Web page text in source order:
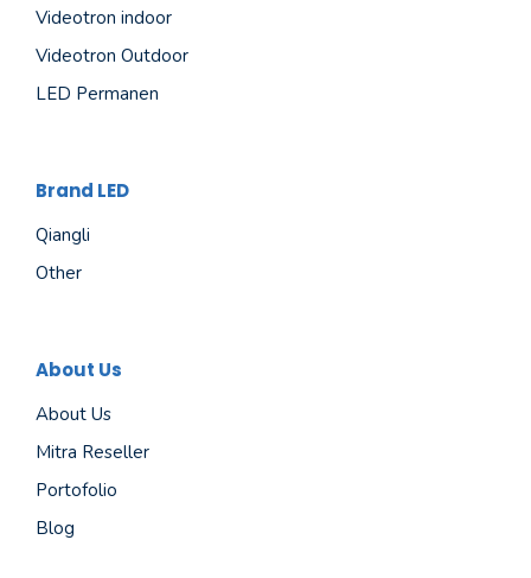
Videotron indoor
Videotron Outdoor
LED Permanen
Brand LED
Qiangli
Other
About Us
About Us
Mitra Reseller
Portofolio
Blog